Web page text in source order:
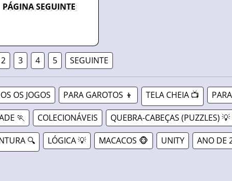
PÁGINA SEGUINTE
2 3 4 5 SEGUINTE
OS JOGOS PARA GAROTOS 👦 TELA CHEIA 📺
🏃 COLECIONÁVEIS QUEBRA-CABEÇAS (PUZZLES) 💡
🔍 LÓGICA 💡 MACACOS 🐵 UNITY ANO DE